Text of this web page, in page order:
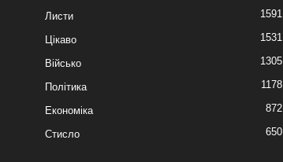
Листи 1591
Цікаво 1531
Військо 1305
Політика 1178
Економіка 872
Стисло 650